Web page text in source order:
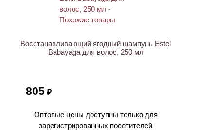
Восстанавливающий ягодный шампунь Estel
Babayaga для волос, 250 мл
805 ₽
Оптовые цены доступны только для
зарегистрированных посетителей